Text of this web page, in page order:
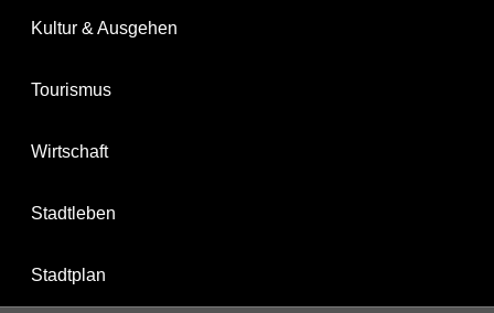
Kultur & Ausgehen
Tourismus
Wirtschaft
Stadtleben
Stadtplan